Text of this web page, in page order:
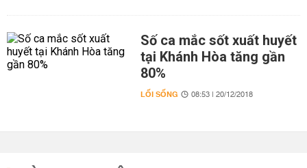
Số ca mắc sốt xuất huyết
tại Khánh Hòa tăng gần
80%
LỐI SỐNG 08:53 | 20/12/2018